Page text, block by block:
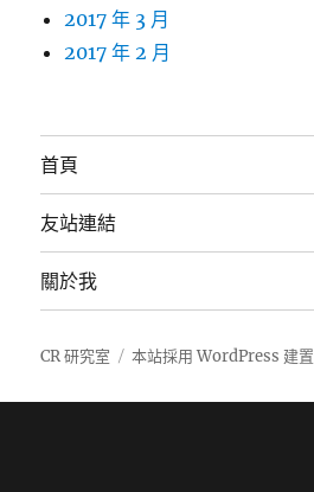
2017 年 3 月
2017 年 2 月
首頁
友站連結
關於我
CR 研究室 本站採用 WordPress 建置